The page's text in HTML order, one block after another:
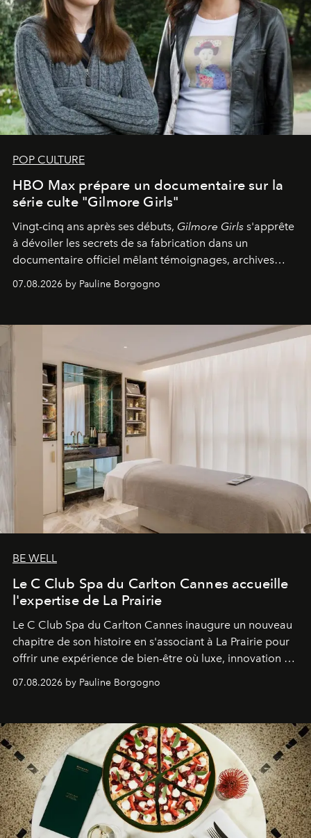
POP CULTURE
HBO Max prépare un documentaire sur la
série culte "Gilmore Girls"
Vingt-cinq ans après ses débuts, Gilmore Girls s'apprête
à dévoiler les secrets de sa fabrication dans un
documentaire officiel mêlant témoignages, archives
inédites et plongée dans les coulisses d'un phénomène
générationnel.
07.08.2026 by Pauline Borgogno
BE WELL
Le C Club Spa du Carlton Cannes accueille
l'expertise de La Prairie
Le C Club Spa du Carlton Cannes inaugure un nouveau
chapitre de son histoire en s'associant à La Prairie pour
offrir une expérience de bien-être où luxe, innovation et
expertise se rencontrent.
07.08.2026 by Pauline Borgogno